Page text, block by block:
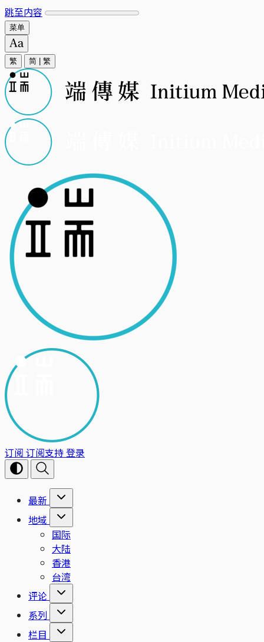
跳至内容
菜单
繁 简 繁
订阅 订阅支持登录
最新
地域
国际
大陆
香港
台湾
评论
系列
栏目